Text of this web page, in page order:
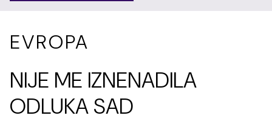
EVROPA
NIJE ME IZNENADILA
ODLUKA SAD